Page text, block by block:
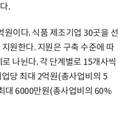
.
원이다. 식품 제조기업 30곳을 선
원한다. 지원은 구축 수준에 따
나뉜다. 각 단계별로 15개사씩
당 최대 2억원(총사업비의 5
대 6000만원(총사업비의 60%